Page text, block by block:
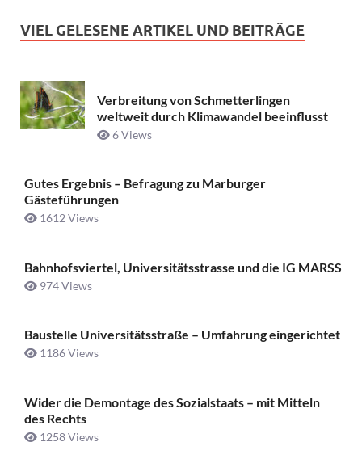
VIEL GELESENE ARTIKEL UND BEITRÄGE
Verbreitung von Schmetterlingen
weltweit durch Klimawandel beeinflusst
6 Views
Gutes Ergebnis – Befragung zu Marburger
Gästeführungen
1612 Views
Bahnhofsviertel, Universitätsstrasse und die IG MARSS
974 Views
Baustelle Universitätsstraße ­– Umfahrung eingerichtet
1186 Views
Wider die Demontage des Sozialstaats – mit Mitteln
des Rechts
1258 Views